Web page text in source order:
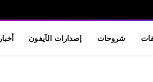
شروحات إصدارات الآيفون أخبار Apple